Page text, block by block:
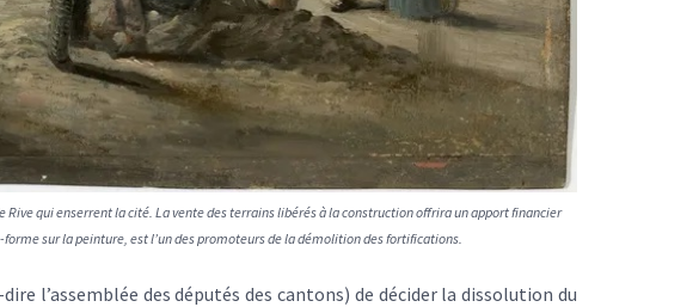
qui enserrent la cité. La vente des terrains libérés à la construction offrira un apport financier
sur la peinture, est l’un des promoteurs de la démolition des fortifications.
l’assemblée des députés des cantons) de décider la dissolution du